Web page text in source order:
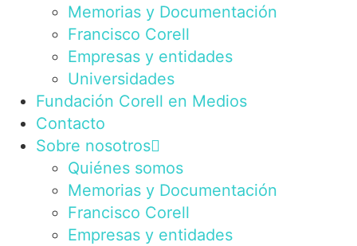
Memorias y Documentación
Francisco Corell
Empresas y entidades
Universidades
Fundación Corell en Medios
Contacto
Sobre nosotros
Quiénes somos
Memorias y Documentación
Francisco Corell
Empresas y entidades